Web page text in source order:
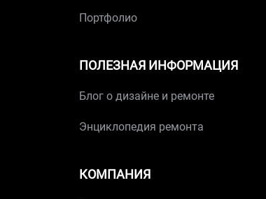
Портфолио
ПОЛЕЗНАЯ ИНФОРМАЦИЯ
Блог о дизайне и ремонте
Энциклопедия ремонта
КОМПАНИЯ